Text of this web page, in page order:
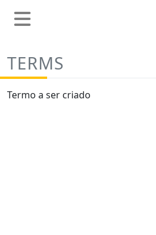
TERMS
Termo a ser criado